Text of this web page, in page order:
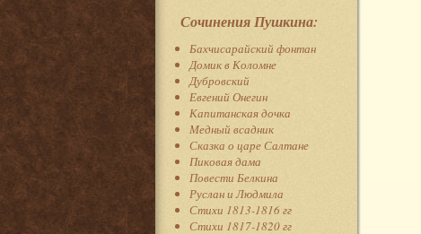
Сочинения Пушкина:
Бахчисарайский фонтан
Домик в Коломне
Дубровский
Евгений Онегин
Капитанская дочка
Медный всадник
Сказка о царе Салтане
Пиковая дама
Повести Белкина
Руслан и Людмила
Стихи 1813-1816 гг
Стихи 1817-1820 гг